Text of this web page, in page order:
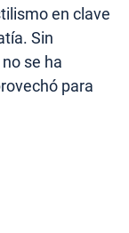
en clave
Sin
no se ha
para